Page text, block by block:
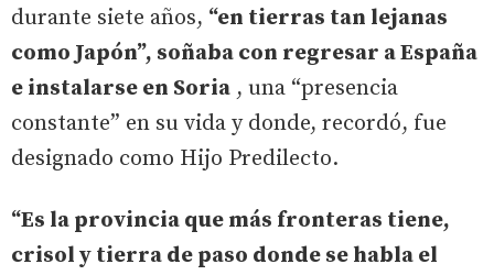
durante siete años, “en tierras tan lejanas
como Japón”, soñaba con regresar a España
e instalarse en Soria , una “presencia
constante” en su vida y donde, recordó, fue
designado como Hijo Predilecto.
“Es la provincia que más fronteras tiene,
crisol y tierra de paso donde se habla el